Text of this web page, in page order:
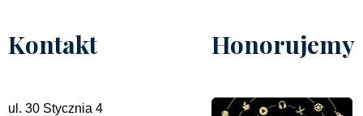
Kontakt
ul. 30 Stycznia 4
Honorujemy